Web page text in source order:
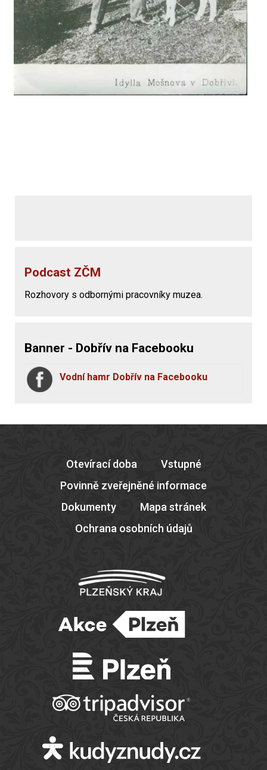
Podcast ZČM
Rozhovory s odbornými pracovníky muzea.
Banner - Dobřív na Facebooku
Vodní hamr Dobřív na Facebooku
Otevírací doba
Vstupné
Povinně zveřejněné informace
Dokumenty
Mapa stránek
Ochrana osobních údajů